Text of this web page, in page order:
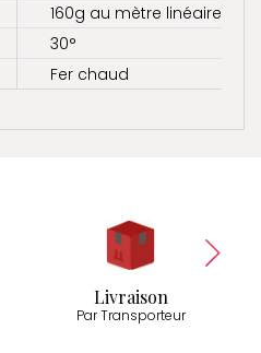
160g au mètre linéaire
30°
Fer chaud
Livraison
Par Transporteur